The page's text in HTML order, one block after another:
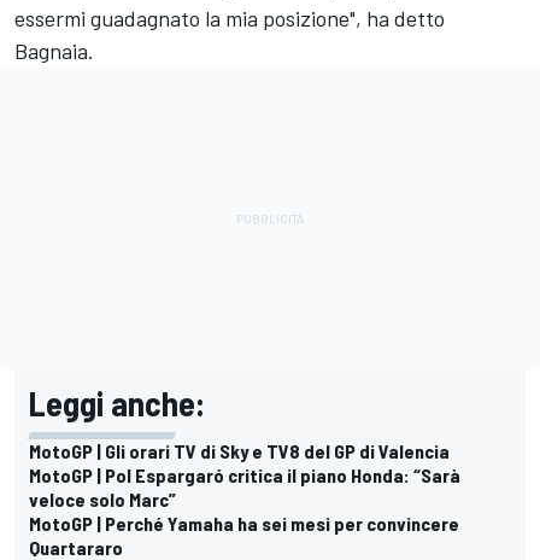
essermi guadagnato la mia posizione", ha detto
Bagnaia.
Leggi anche:
MotoGP | Gli orari TV di Sky e TV8 del GP di Valencia
MotoGP | Pol Espargaró critica il piano Honda: “Sarà
veloce solo Marc”
MotoGP | Perché Yamaha ha sei mesi per convincere
Quartararo